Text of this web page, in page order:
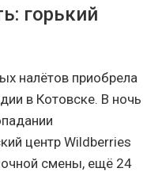
горький
налётов приобрела
в Котовске. В ночь
центр Wildberries
смены, ещё 24